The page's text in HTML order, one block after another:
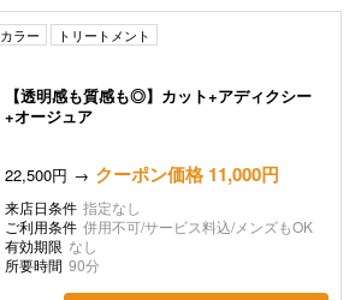
カラー トリートメント
【透明感も質感も◎】カット+アディクシー
+オージュア
22,500円 クーポン価格 11,000円
来店日条件 指定なし
ご利用条件 併用不可/サービス料込/メンズもOK
有効期限 なし
所要時間 90分